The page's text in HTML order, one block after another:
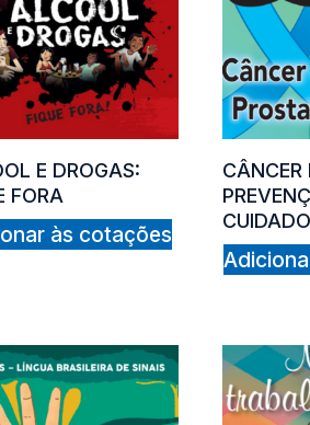
E DROGAS:
FORA
às cotações
CÂNCER